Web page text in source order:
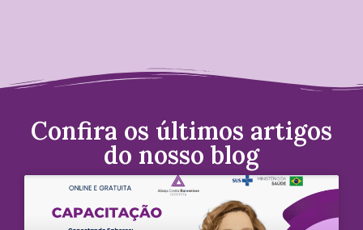
Confira os últimos artigos
do nosso blog